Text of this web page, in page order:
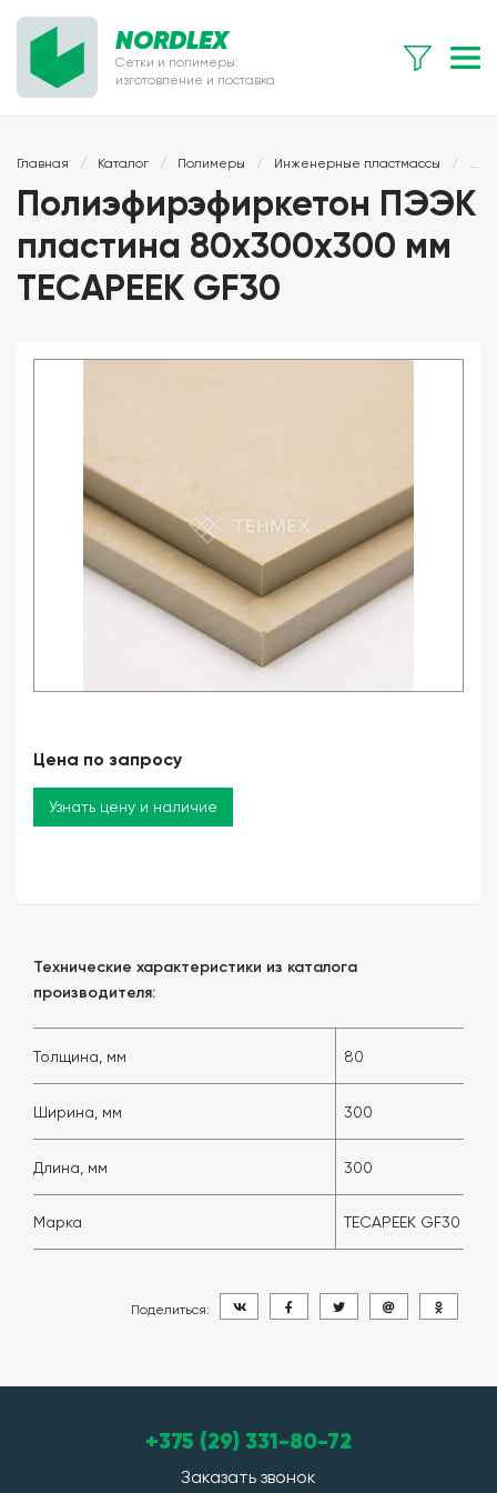
NORDLEX
Сетки и полимеры:
изготовление и поставка
Главная / Каталог / Полимеры / Инженерные пластмассы /
Полиэфирэфиркетон ПЭЭК
пластина 80x300x300 мм
TECAPEEK GF30
Цена по запросу
Узнать цену и наличие
Технические характеристики из каталога
производителя:
Толщина, мм 80
Ширина, мм 300
Длина, мм 300
Марка TECAPEEK GF30
Поделиться:
+375 (29) 331-80-72
Заказать звонок